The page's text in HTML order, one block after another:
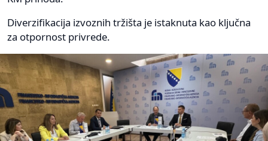
Diverzifikacija izvoznih tržišta je istaknuta kao ključna
za otpornost privrede.